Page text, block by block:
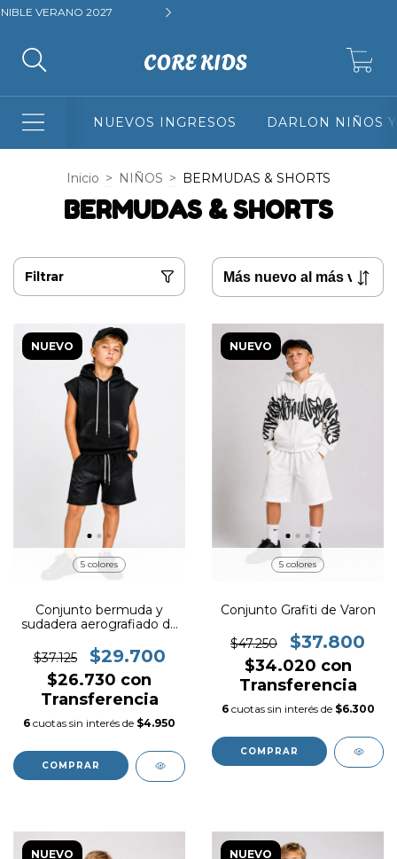
3 Y 6 CUOTAS SIN INTERES + 10% DE DESCUENTO ABONANDO
NUEVOS INGRESOS DARLON NIÑOS
Inicio > NIÑOS > BERMUDAS & SHORTS
BERMUDAS & SHORTS
Filtrar
NUEVO
5 colores
Conjunto bermuda y
sudadera aerografiado de
$37.125
$29.700
$26.730 con
Transferencia
6 cuotas sin interés de $4.950
COMPRAR
NUEVO
5 colores
Conjunto Grafiti de Varon
$47.250 $37.800
$34.020 con
Transferencia
6 cuotas sin interés de $6.300
COMPRAR
NUEVO NUEVO